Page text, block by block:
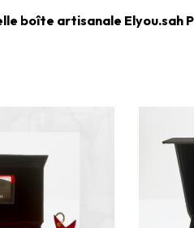
boîte artisanale Elyou.sah